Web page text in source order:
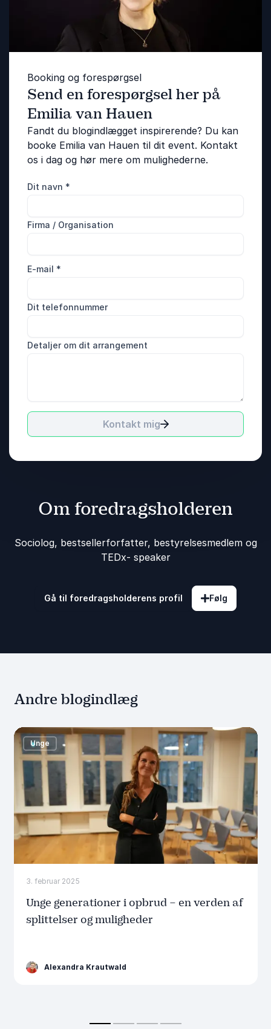
Booking og forespørgsel
Send en forespørgsel her på
Emilia van Hauen
Fandt du blogindlægget inspirerende? Du kan
booke Emilia van Hauen til dit event. Kontakt
os i dag og hør mere om mulighederne.
Dit navn *
Firma / Organisation
E-mail *
Dit telefonnummer
Detaljer om dit arrangement
Kontakt mig
Om foredragsholderen
Sociolog, bestsellerforfatter, bestyrelsesmedlem og
TEDx- speaker
Gå til foredragsholderens profil Følg
Andre blogindlæg
3. februar 2025
Unge generationer i opbrud – en verden af
splittelser og muligheder
Unge
Alexandra Krautwald